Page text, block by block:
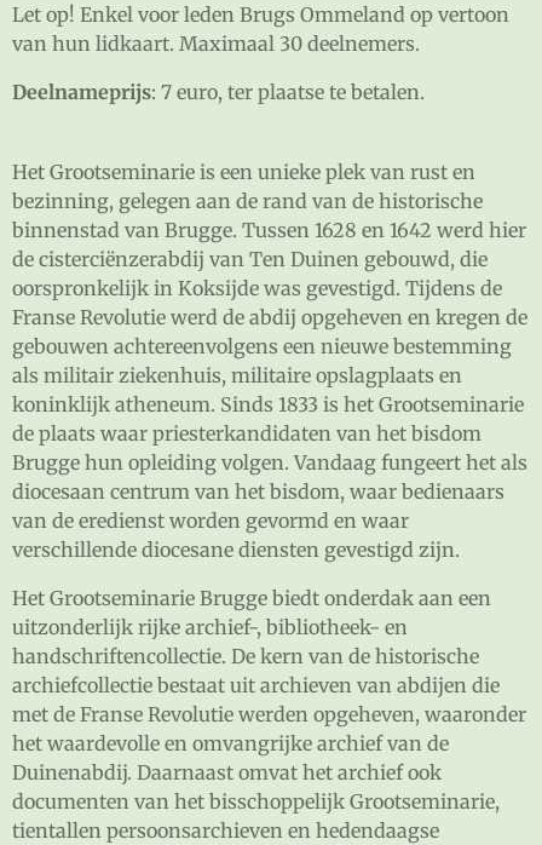
Let op! Enkel voor leden Brugs Ommeland op vertoon
van hun lidkaart. Maximaal 30 deelnemers.
Deelnameprijs: 7 euro, ter plaatse te betalen.
Het Grootseminarie is een unieke plek van rust en
bezinning, gelegen aan de rand van de historische
binnenstad van Brugge. Tussen 1628 en 1642 werd hier
de cisterciënzerabdij van Ten Duinen gebouwd, die
oorspronkelijk in Koksijde was gevestigd. Tijdens de
Franse Revolutie werd de abdij opgeheven en kregen de
gebouwen achtereenvolgens een nieuwe bestemming
als militair ziekenhuis, militaire opslagplaats en
koninklijk atheneum. Sinds 1833 is het Grootseminarie
de plaats waar priesterkandidaten van het bisdom
Brugge hun opleiding volgen. Vandaag fungeert het als
diocesaan centrum van het bisdom, waar bedienaars
van de eredienst worden gevormd en waar
verschillende diocesane diensten gevestigd zijn.
Het Grootseminarie Brugge biedt onderdak aan een
uitzonderlijk rijke archief-, bibliotheek- en
handschriftencollectie. De kern van de historische
archiefcollectie bestaat uit archieven van abdijen die
met de Franse Revolutie werden opgeheven, waaronder
het waardevolle en omvangrijke archief van de
Duinenabdij. Daarnaast omvat het archief ook
documenten van het bisschoppelijk Grootseminarie,
tientallen persoonsarchieven en hedendaagse